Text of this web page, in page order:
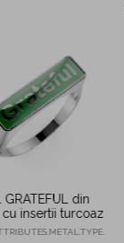
GRATEFUL din
insertii turcoaz